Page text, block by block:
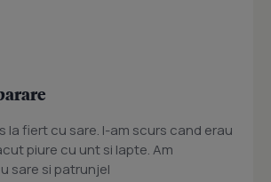
la fiert cu sare. I-am scurs cand erau
piure cu unt si lapte. Am
sare si patrunjel